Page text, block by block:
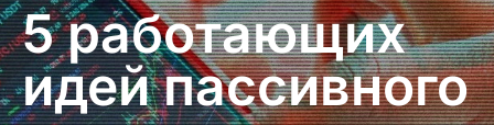
5 работающих
идей пассивного